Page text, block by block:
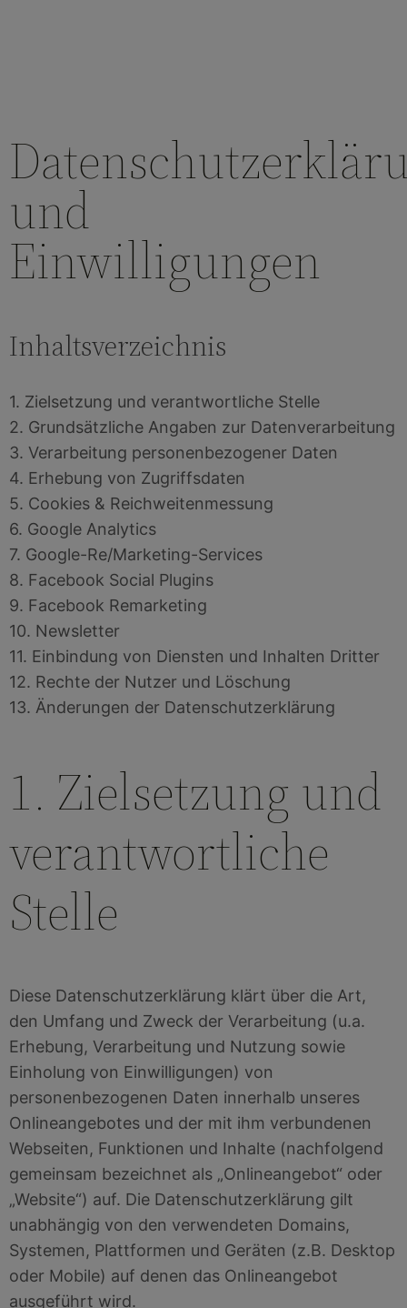
und
Einwilligungen
Inhaltsverzeichnis
1. Zielsetzung und verantwortliche Stelle
2. Grundsätzliche Angaben zur Datenverarbeitung
3. Verarbeitung personenbezogener Daten
4. Erhebung von Zugriffsdaten
5. Cookies & Reichweitenmessung
6. Google Analytics
7. Google-Re/Marketing-Services
8. Facebook Social Plugins
9. Facebook Remarketing
10. Newsletter
11. Einbindung von Diensten und Inhalten Dritter
12. Rechte der Nutzer und Löschung
13. Änderungen der Datenschutzerklärung
1. Zielsetzung und
verantwortliche
Stelle
Diese Datenschutzerklärung klärt über die Art,
den Umfang und Zweck der Verarbeitung (u.a.
Erhebung, Verarbeitung und Nutzung sowie
Einholung von Einwilligungen) von
personenbezogenen Daten innerhalb unseres
Onlineangebotes und der mit ihm verbundenen
Webseiten, Funktionen und Inhalte (nachfolgend
gemeinsam bezeichnet als „Onlineangebot“ oder
„Website“) auf. Die Datenschutzerklärung gilt
unabhängig von den verwendeten Domains,
Systemen, Plattformen und Geräten (z.B. Desktop
oder Mobile) auf denen das Onlineangebot
ausgeführt wird.